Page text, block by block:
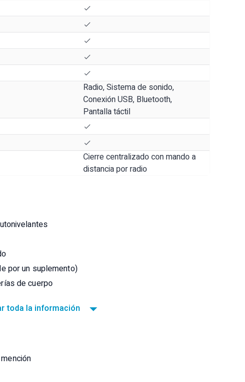
Radio, Sistema de sonido,
Conexión USB, Bluetooth,
Pantalla táctil
Cierre centralizado con mando a
distancia por radio
por un suplemento)
de cuerpo
gas)
toda la información